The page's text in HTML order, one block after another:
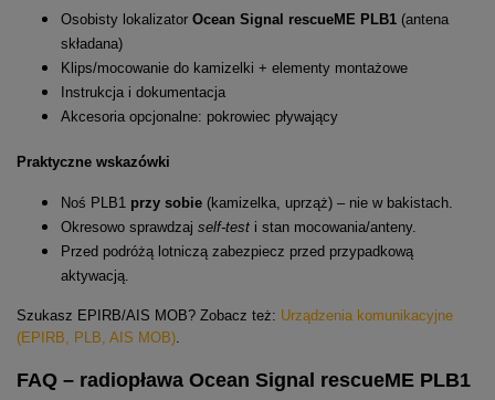
Osobisty lokalizator Ocean Signal rescueME PLB1 (antena
składana)
Klips/mocowanie do kamizelki + elementy montażowe
Instrukcja i dokumentacja
Akcesoria opcjonalne: pokrowiec pływający
Praktyczne wskazówki
Noś PLB1 przy sobie (kamizelka, uprząż) – nie w bakistach.
Okresowo sprawdzaj self-test i stan mocowania/anteny.
Przed podróżą lotniczą zabezpiecz przed przypadkową
aktywacją.
Szukasz EPIRB/AIS MOB? Zobacz też: Urządzenia komunikacyjne
(EPIRB, PLB, AIS MOB).
FAQ – radiopława Ocean Signal rescueME PLB1